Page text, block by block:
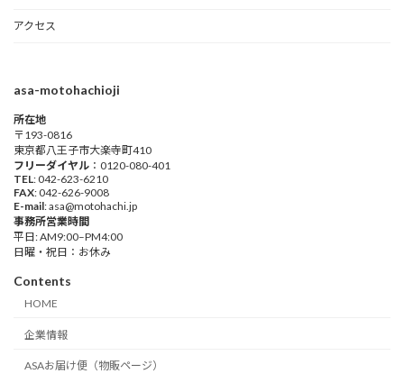
アクセス
asa-motohachioji
所在地
〒193-0816
東京都八王子市大楽寺町410
フリーダイヤル ：0120-080-401
TEL: 042-623-6210
FAX: 042-626-9008
E-mail: asa@motohachi.jp
事務所営業時間
平日: AM9:00–PM4:00
日曜・祝日：お休み
Contents
HOME
企業情報
ASAお届け便（物販ページ）